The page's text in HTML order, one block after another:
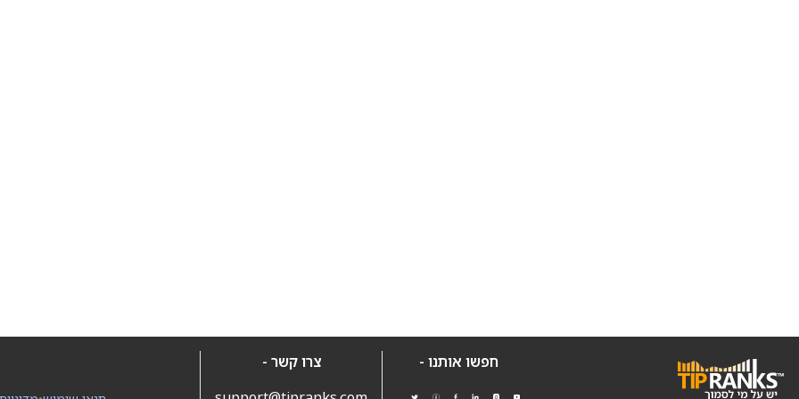
חפשו אותנו -
צרו קשר -